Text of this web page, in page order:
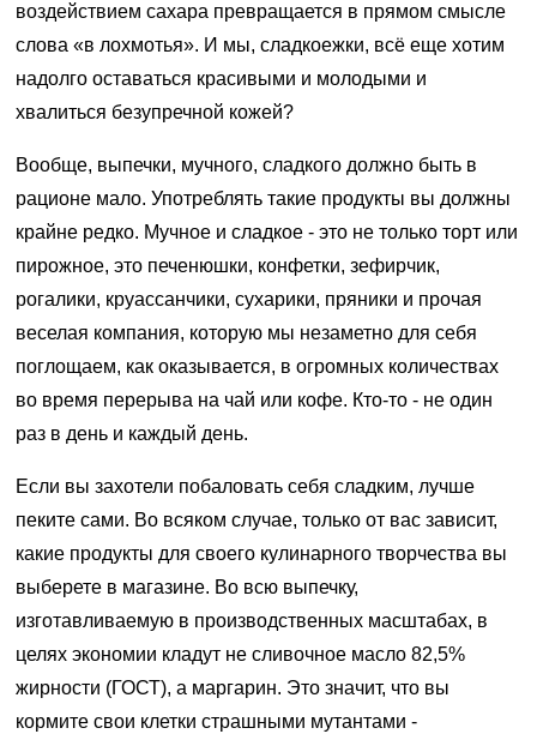
воздействием сахара превращается в прямом смысле
слова «в лохмотья». И мы, сладкоежки, всё еще хотим
надолго оставаться красивыми и молодыми и
хвалиться безупречной кожей?
Вообще, выпечки, мучного, сладкого должно быть в
рационе мало. Употреблять такие продукты вы должны
крайне редко. Мучное и сладкое - это не только торт или
пирожное, это печенюшки, конфетки, зефирчик,
рогалики, круассанчики, сухарики, пряники и прочая
веселая компания, которую мы незаметно для себя
поглощаем, как оказывается, в огромных количествах
во время перерыва на чай или кофе. Кто-то - не один
раз в день и каждый день.
Если вы захотели побаловать себя сладким, лучше
пеките сами. Во всяком случае, только от вас зависит,
какие продукты для своего кулинарного творчества вы
выберете в магазине. Во всю выпечку,
изготавливаемую в производственных масштабах, в
целях экономии кладут не сливочное масло 82,5%
жирности (ГОСТ), а маргарин. Это значит, что вы
кормите свои клетки страшными мутантами -